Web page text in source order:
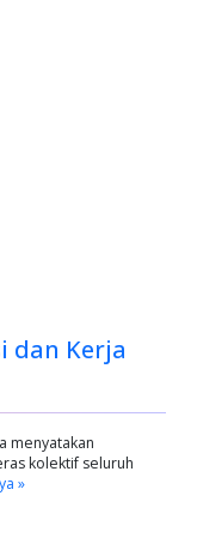
dan Kerja
menyatakan
kolektif seluruh
»